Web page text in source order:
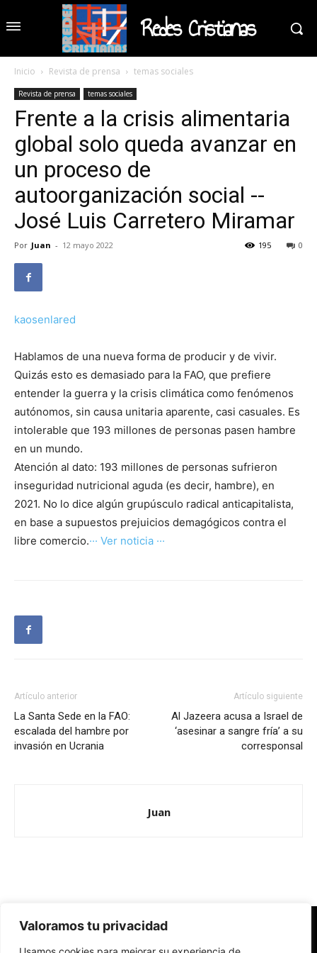
Valoramos tu privacidad
Redes Cristianas
Inicio Revista de prensa temas sociales
Revista de prensa temas sociales
Frente a la crisis alimentaria
global solo queda avanzar en
un proceso de
autoorganización social --
José Luis Carretero Miramar
Por Juan - 12 mayo 2022 0
195
kaosenlared
Hablamos de una nueva forma de producir y de vivir.
Quizás esto es demasiado para la FAO, que prefiere
entender la guerra y la crisis climática como fenómenos
autónomos, sin causa unitaria aparente, casi casuales. Es
intolerable que 193 millones de personas pasen hambre
en un mundo.
Atención al dato: 193 millones de personas sufrieron
inseguridad nutricional aguda (es decir, hambre), en
2021. No lo dice algún grupúsculo radical anticapitalista,
en base a supuestos prejuicios demagógicos contra el
libre comercio.··· Ver noticia ···
Artículo anterior
La Santa Sede en la FAO:
escalada del hambre por
invasión en Ucrania
Artículo siguiente
Al Jazeera acusa a Israel de
‘asesinar a sangre fría’ a su
corresponsal
Juan
Redes Cristianas